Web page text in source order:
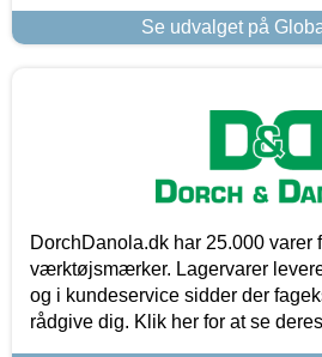
Se udvalget på
DorchDanola.dk har 25.000 varer
værktøjsmærker. Lagervarer
og i kundeservice sidder der
rådgive dig. Klik her for at se